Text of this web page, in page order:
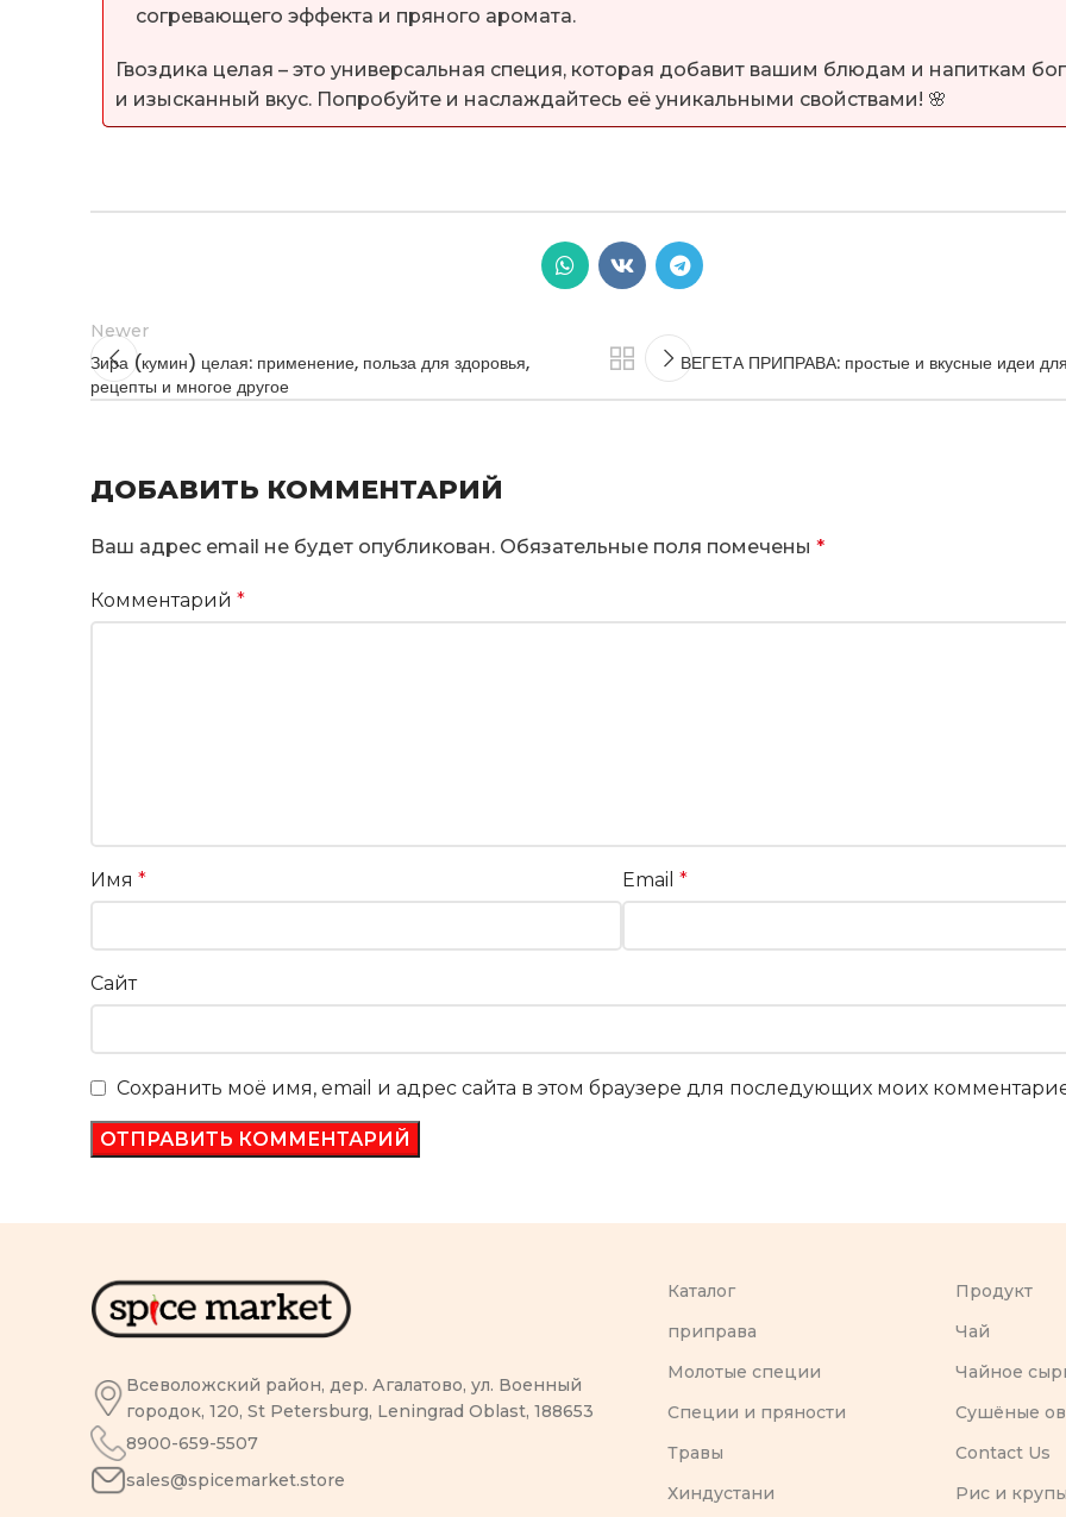
согревающего эффекта и пряного аромата.
Гвоздика целая – это универсальная специя, которая добавит вашим блюдам и напиткам
и изысканный вкус. Попробуйте и наслаждайтесь её уникальными свойствами! 🌸
Newer
Зира (кумин) целая: применение, польза для здоровья,
рецепты и многое другое
ВЕГЕТА ПРИПРАВА: простые и вкусные идеи
ДОБАВИТЬ КОММЕНТАРИЙ
Ваш адрес email не будет опубликован. Обязательные поля помечены *
Комментарий *
Имя * Email *
Сайт
Сохранить моё имя, email и адрес сайта в этом браузере для последующих моих
Всеволожский район, дер. Агалатово, ул. Военный
городок, 120, St Petersburg, Leningrad Oblast, 188653
8900-659-5507
sales@spicemarket.store
Каталог
приправа
Молотые специи
Специи и пряности
Травы
Хиндустани
Продукт
Чай
Чайное
Сушёные
Contact Us
Рис и